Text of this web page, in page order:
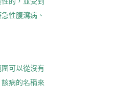
性腹瀉病、
可以從沒有
病的名稱來